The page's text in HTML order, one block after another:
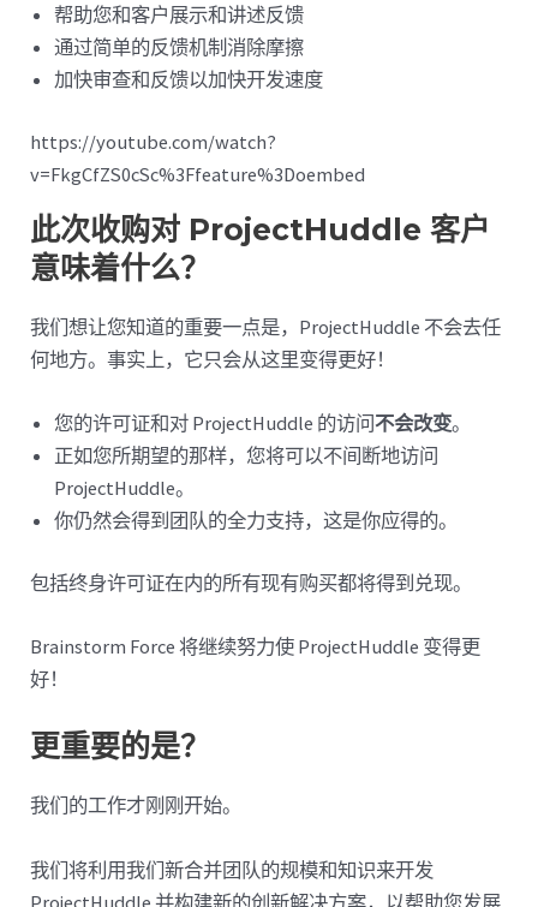
帮助您和客户展示和讲述反馈
通过简单的反馈机制消除摩擦
加快审查和反馈以加快开发速度
https://youtube.com/watch?
v=FkgCfZS0cSc%3Ffeature%3Doembed
此次收购对 ProjectHuddle 客户
意味着什么？
我们想让您知道的重要一点是，ProjectHuddle 不会去任
何地方。事实上，它只会从这里变得更好！
您的许可证和对 ProjectHuddle 的访问不会改变。
正如您所期望的那样，您将可以不间断地访问
ProjectHuddle。
你仍然会得到团队的全力支持，这是你应得的。
包括终身许可证在内的所有现有购买都将得到兑现。
Brainstorm Force 将继续努力使 ProjectHuddle 变得更
好！
更重要的是？
我们的工作才刚刚开始。
我们将利用我们新合并团队的规模和知识来开发
ProjectHuddle 并构建新的创新解决方案，以帮助您发展